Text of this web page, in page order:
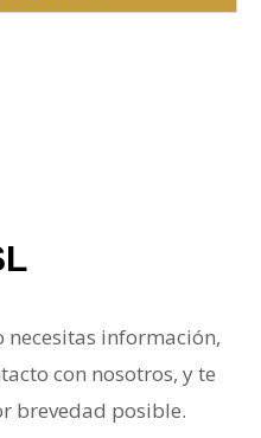
necesitas información,
con nosotros, y te
brevedad posible.